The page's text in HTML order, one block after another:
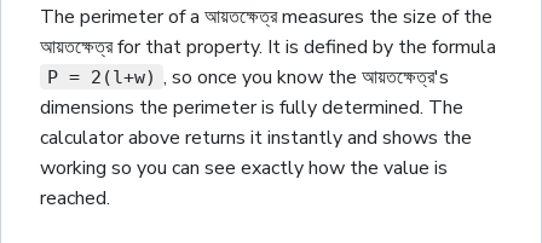
The perimeterof a আয়তক্ষেত্রmeasures the size of the
আয়তক্ষেত্রfor that property. It is defined by the formula
P = 2(l+w) ,so once you know theআয়তক্ষেত্র's
dimensions the perimeteris fully determined. The
calculator above returns it instantly and shows the
working so you can see exactly how the value is
reached.